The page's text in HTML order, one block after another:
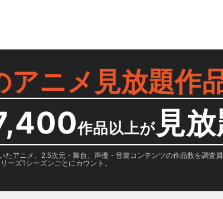
アニメ見放題作
作品以上が 見
アニメ、2.5次元・舞台、声優・音楽コンテンツの作品数を調査
ーズ1シーズンごとにカウント。